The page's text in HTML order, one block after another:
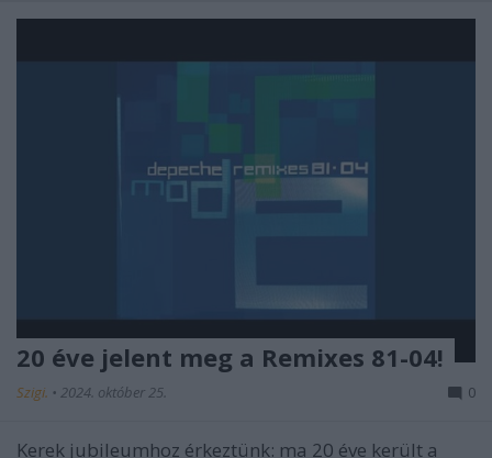
20 éve jelent meg a Remixes 81-04!
Szigi. • 2024. október 25. 0
Kerek jubileumhoz érkeztünk: ma 20 éve került a